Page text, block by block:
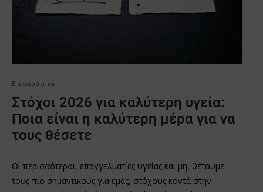
Επικαιρότητα
Στόχοι 2026 για καλύτερη υγεία:
Ποια είναι η καλύτερη μέρα για να
τους θέσετε
Οι περισσότεροι, επαγγελματίες υγείας και μη, θέτουμε
τους πιο σημαντικούς για εμάς, στόχους κοντά στην